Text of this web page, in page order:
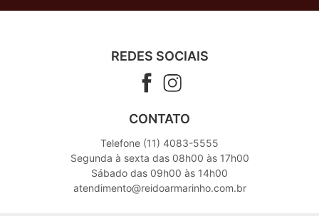
REDES SOCIAIS
CONTATO
Telefone (11) 4083-5555
Segunda à sexta das 08h00 às 17h00
Sábado das 09h00 às 14h00
atendimento@reidoarmarinho.com.br